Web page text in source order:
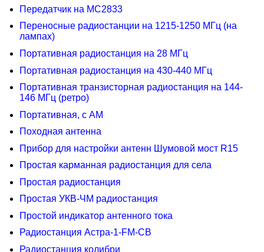
Передатчик на МС2833
Переносные радиостанции на 1215-1250 МГц (на
лампах)
Портативная радиостанция на 28 МГц
Портативная радиостанция на 430-440 МГц
Портативная транзисторная радиостанция на 144-
146 МГц (ретро)
Портативная, с AM
Походная антенна
Прибор для настройки антенн Шумовой мост R15
Простая карманная радиостанция для села
Простая радиостанция
Простая УКВ-ЧМ радиостанция
Простой индикатор антенного тока
Радиостанция Астра-1-FM-CB
Радиостанция колибри